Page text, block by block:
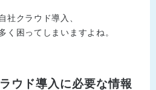
社クラウド導入、
く困ってしまいますよね。
ウド導入に必要な情報